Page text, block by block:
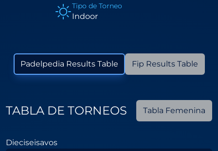
Tipo de Torneo
Indoor
Padelpedia Results Table Fip Results Table
TABLA DE TORNEOS Tabla Femenina
Dieciseisavos